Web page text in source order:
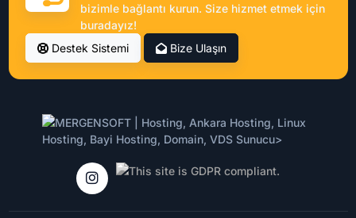
bizimle bağlantı kurun. Size hizmet etmek için
buradayız!
Destek Sistemi
Bize Ulaşın